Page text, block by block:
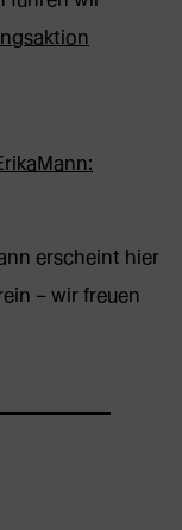
erscheint hier
– wir freuen